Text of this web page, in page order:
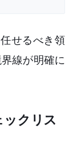
せるべき領
線が明確に
クリス